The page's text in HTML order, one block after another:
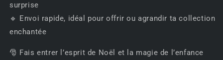
surprise
🔹 Envoi rapide, idéal pour offrir ou agrandir ta collection
enchantée
🎅 Fais entrer l’esprit de Noël et la magie de l’enfance